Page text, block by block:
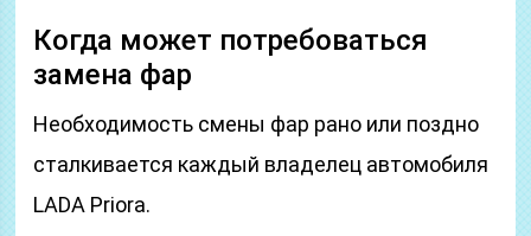
Когда может потребоваться
замена фар
Необходимость смены фар рано или поздно
сталкивается каждый владелец автомобиля
LADA Priora.